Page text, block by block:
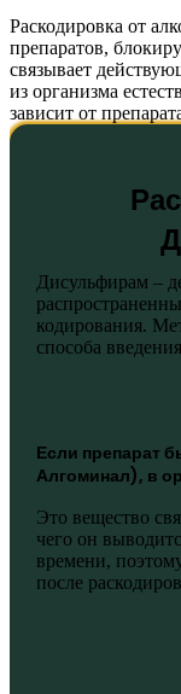
Раскодировка от
препаратов,
связывает
из организма
зависит от
Дисульфирам –
кодирования.
способа
Если препарат
Алгоминал), в
Это вещество
чего он
времени,
после